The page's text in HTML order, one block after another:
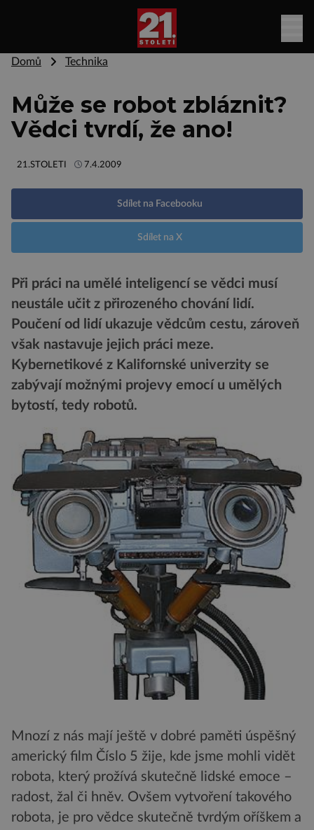
Domů Technika
Může se robot zbláznit?
Vědci tvrdí, že ano!
21.STOLETI 7.4.2009
Sdílet na Facebooku
Sdílet na X
Při práci na umělé inteligencí se vědci musí
neustále učit z přirozeného chování lidí.
Poučení od lidí ukazuje vědcům cestu, zároveň
však nastavuje jejich práci meze.
Kybernetikové z Kalifornské univerzity se
zabývají možnými projevy emocí u umělých
bytostí, tedy robotů.
Mnozí z nás mají ještě v dobré paměti úspěšný
americký film Číslo 5 žije, kde jsme mohli vidět
robota, který prožívá skutečně lidské emoce –
radost, žal či hněv. Ovšem vytvoření takového
robota, je pro vědce skutečně tvrdým oříškem a